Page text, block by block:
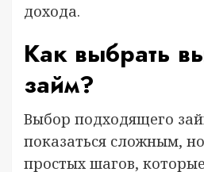
дохода.
Как выбрать
займ?
Выбор подходящего
показаться сложным,
простых шагов,